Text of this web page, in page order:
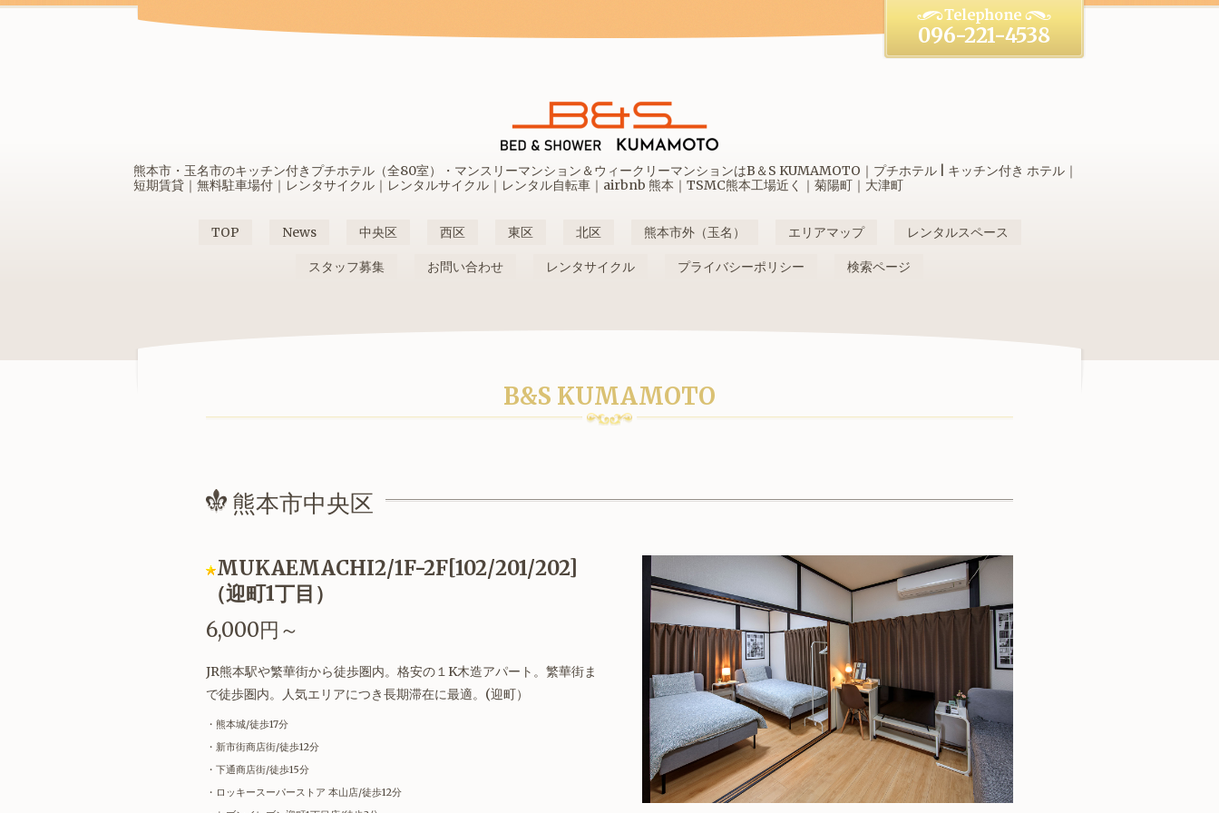
熊本市・玉名市のキッチン付きプチホテル（全80室）・マンスリーマンション＆ウィークリーマンションはB＆S KUMAMOTO｜プチホテル | キッチン付き ホテル｜
短期賃貸｜無料駐車場付｜レンタサイクル｜レンタルサイクル｜レンタル自転車｜airbnb 熊本｜TSMC熊本工場近く｜菊陽町｜大津町
096-221-4538
TOP News 中央区 西区 東区 北区 熊本市外（玉名） エリアマップ レンタルスペース
スタッフ募集 お問い合わせ レンタサイクル プライバシーポリシー 検索ページ
B&S KUMAMOTO
熊本市中央区
MUKAEMACHI2/1F-2F[102/201/202]
（迎町1丁目）
6,000円～
JR熊本駅や繁華街から徒歩圏内。格安の１K木造アパート。繁華街ま
で徒歩圏内。人気エリアにつき長期滞在に最適。(迎町）
・熊本城/徒歩17分
・新市街商店街/徒歩12分
・下通商店街/徒歩15分
・ロッキースーパーストア 本山店/徒歩12分